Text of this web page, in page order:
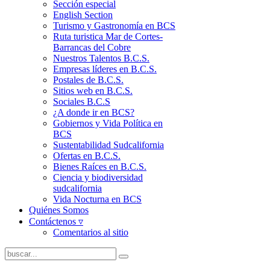
Sección especial
English Section
Turismo y Gastronomía en BCS
Ruta turistica Mar de Cortes-
Barrancas del Cobre
Nuestros Talentos B.C.S.
Empresas líderes en B.C.S.
Postales de B.C.S.
Sitios web en B.C.S.
Sociales B.C.S
¿A donde ir en BCS?
Gobiernos y Vida Política en
BCS
Sustentabilidad Sudcalifornia
Ofertas en B.C.S.
Bienes Raíces en B.C.S.
Ciencia y biodiversidad
sudcalifornia
Vida Nocturna en BCS
Quiénes Somos
Contáctenos ▿
Comentarios al sitio